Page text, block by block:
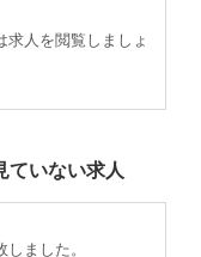
求人を閲覧しましょ
ていない求人
ました。